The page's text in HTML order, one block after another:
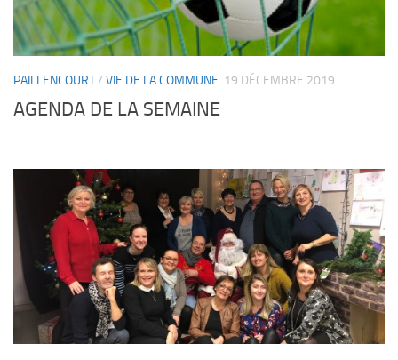
PAILLENCOURT/ VIE DE LA COMMUNE 19 DÉCEMBRE 2019
AGENDA DE LA SEMAINE